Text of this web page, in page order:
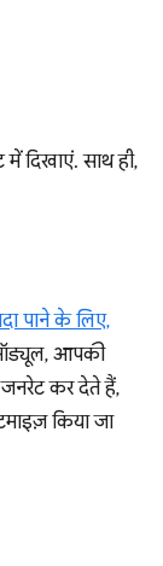
दिखाएं. साथ ही,
पाने के लिए,
आपकी
कर देते हैं,
किया जा